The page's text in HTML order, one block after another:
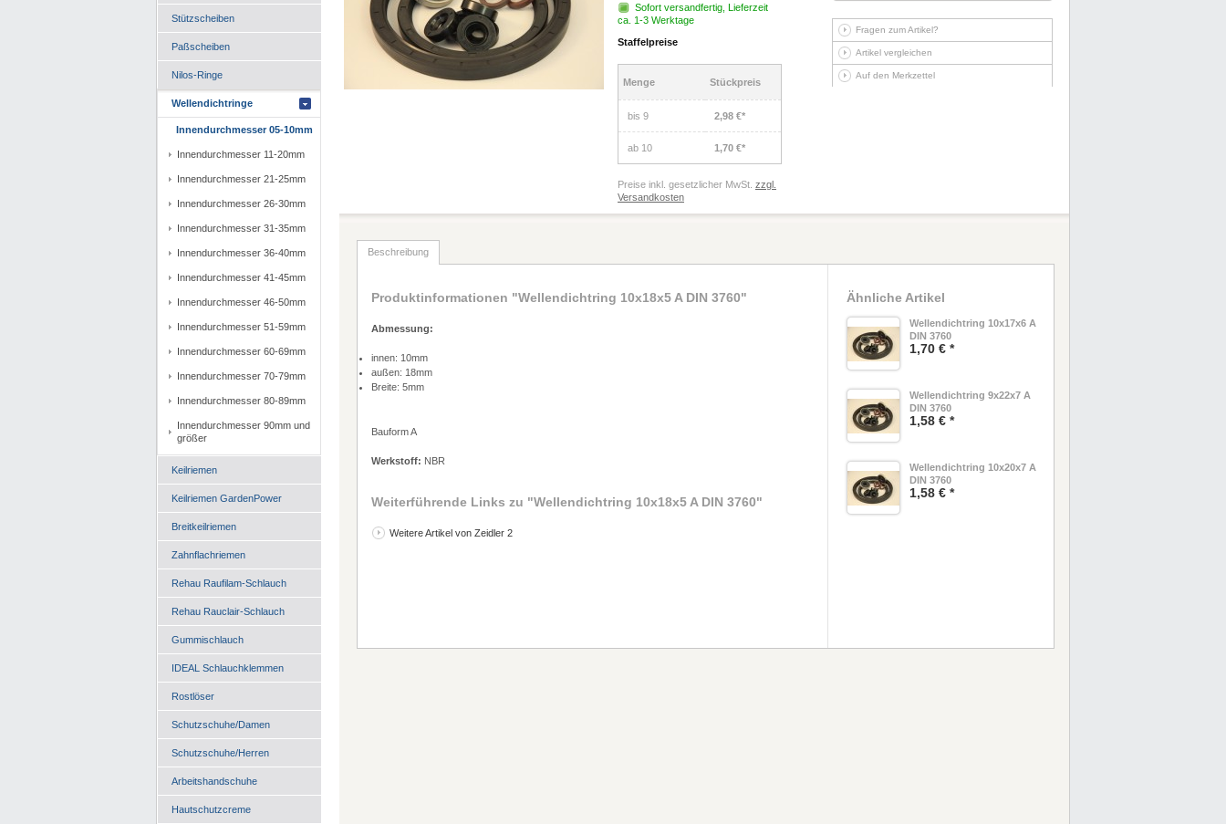
Stützscheiben
Paßscheiben
Nilos-Ringe
Wellendichtringe
Innendurchmesser 05-10mm
Innendurchmesser 11-20mm
Innendurchmesser 21-25mm
Innendurchmesser 26-30mm
Innendurchmesser 31-35mm
Innendurchmesser 36-40mm
Innendurchmesser 41-45mm
Innendurchmesser 46-50mm
Innendurchmesser 51-59mm
Innendurchmesser 60-69mm
Innendurchmesser 70-79mm
Innendurchmesser 80-89mm
Innendurchmesser 90mm und
größer
Keilriemen
Keilriemen GardenPower
Breitkeilriemen
Zahnflachriemen
Rehau Raufilam-Schlauch
Rehau Rauclair-Schlauch
Gummischlauch
IDEAL Schlauchklemmen
Rostlöser
Schutzschuhe/Damen
Schutzschuhe/Herren
Arbeitshandschuhe
Hautschutzcreme
Sofort versandfertig, Lieferzeit
ca. 1-3 Werktage
Staffelpreise
Menge Stückpreis
bis 9 2,98 €*
ab 10 1,70 €*
Preise inkl. gesetzlicher MwSt. zzgl.
Versandkosten
Fragen zum Artikel?
Artikel vergleichen
Auf den Merkzettel
Beschreibung
Produktinformationen "Wellendichtring 10x18x5 A DIN 3760"
Abmessung:
innen: 10mm
außen: 18mm
Breite: 5mm
Bauform A
Werkstoff: NBR
Weiterführende Links zu "Wellendichtring 10x18x5 A DIN 3760"
Weitere Artikel von Zeidler 2
Ähnliche Artikel
Wellendichtring 10x17x6 A
DIN 3760
1,70 € *
Wellendichtring 9x22x7 A
DIN 3760
1,58 € *
Wellendichtring 10x20x7 A
DIN 3760
1,58 € *